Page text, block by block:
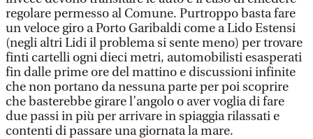
regolare permesso al Comune. Purtroppo basta fare
un veloce giro a Porto Garibaldi come a Lido Estensi
(negli altri Lidi il problema si sente meno) per trovare
finti cartelli ogni dieci metri, automobilisti esasperati
fin dalle prime ore del mattino e discussioni infinite
che non portano da nessuna parte per poi scoprire
che basterebbe girare l’angolo o aver voglia di fare
due passi in più per arrivare in spiaggia rilassati e
contenti di passare una giornata la mare.